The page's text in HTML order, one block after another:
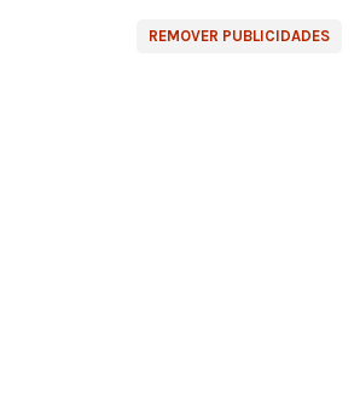
REMOVER PUBLICIDADES